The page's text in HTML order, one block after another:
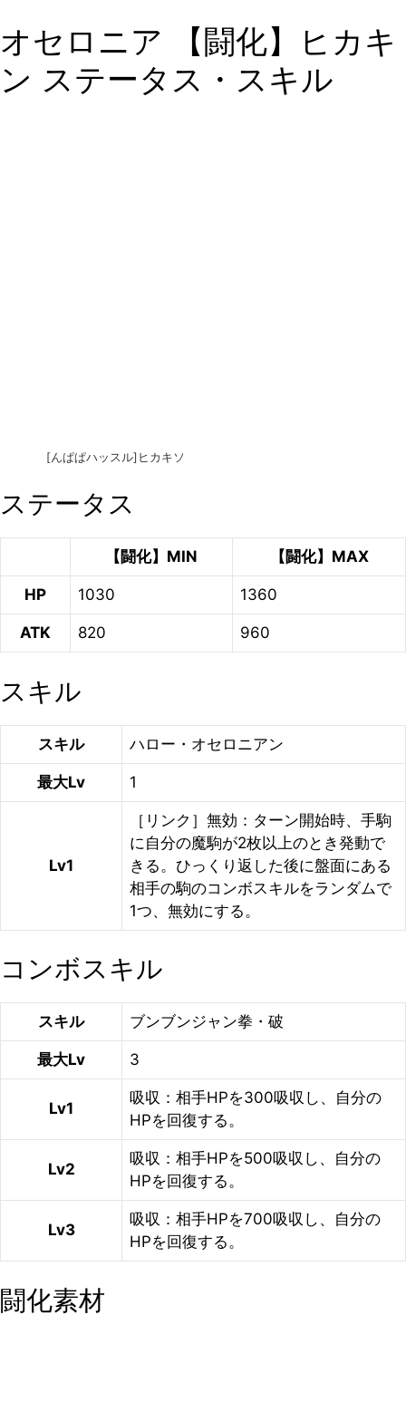
オセロニア 【闘化】ヒカキ
ン ステータス・スキル
[んぱぱハッスル]ヒカキソ
ステータス
【闘化】MIN 【闘化】MAX
HP 1030 1360
ATK 820 960
スキル
スキル ハロー・オセロニアン
最大Lv 1
Lv1
［リンク］無効：ターン開始時、手駒
に自分の魔駒が2枚以上のとき発動で
きる。ひっくり返した後に盤面にある
相手の駒のコンボスキルをランダムで
1つ、無効にする。
コンボスキル
スキル ブンブンジャン拳・破
最大Lv 3
Lv1
吸収：相手HPを300吸収し、自分の
HPを回復する。
Lv2
吸収：相手HPを500吸収し、自分の
HPを回復する。
Lv3
吸収：相手HPを700吸収し、自分の
HPを回復する。
闘化素材